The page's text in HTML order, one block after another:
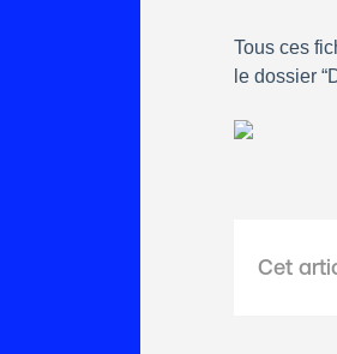
Tous ces
le dossier
Cet